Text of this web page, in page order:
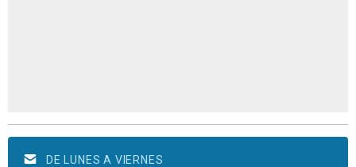
DE LUNES A VIERNES